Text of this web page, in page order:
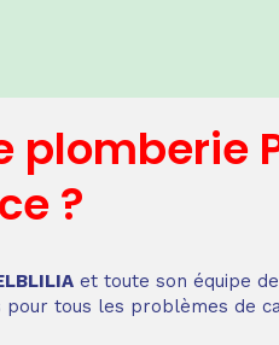
plomberie
?
et toute son équipe
tous les problèmes de